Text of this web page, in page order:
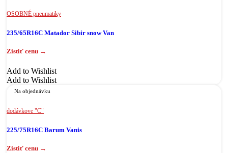
OSOBNÉ pneumatiky
235/65R16C Matador Sibir snow Van
Add to Wishlist
Add to Wishlist
Na objednávku
dodávkove "C"
225/75R16C Barum Vanis